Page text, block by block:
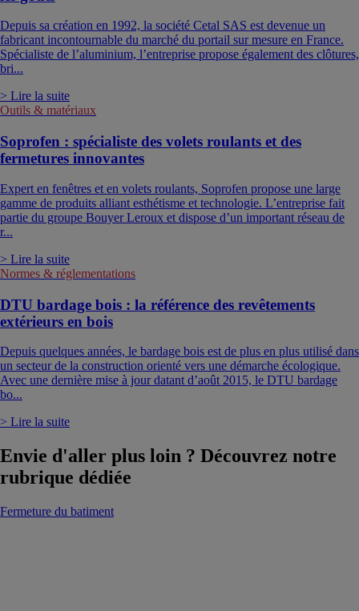
Depuis sa création en 1992, la société Cetal SAS est devenue un
fabricant incontournable du marché du portail sur mesure en France.
Spécialiste de l’aluminium, l’entreprise propose également des clôtures,
bri...
> Lire la suite
Outils & matériaux
Soprofen : spécialiste des volets roulants et des
fermetures innovantes
Expert en fenêtres et en volets roulants, Soprofen propose une large
gamme de produits alliant esthétisme et technologie. L’entreprise fait
partie du groupe Bouyer Leroux et dispose d’un important réseau de
r...
> Lire la suite
Normes & réglementations
DTU bardage bois : la référence des revêtements
extérieurs en bois
Depuis quelques années, le bardage bois est de plus en plus utilisé dans
un secteur de la construction orienté vers une démarche écologique.
Avec une dernière mise à jour datant d’août 2015, le DTU bardage
bo...
> Lire la suite
Envie d'aller plus loin ? Découvrez notre
rubrique dédiée
Fermeture du batiment